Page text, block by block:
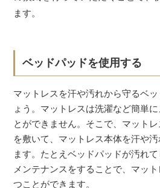
ます。
ベッドパッドを使用する
マットレスを汗や汚れから守るベ
ょう。マットレスは洗濯など簡単
とができません。そこで、マット
を敷いて、マットレス本体を汗や
ます。たとえベッドパッドが汚れ
メンテナンスをすることで、マッ
つことができます。